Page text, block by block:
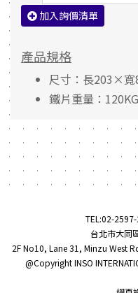
加入詢價清單
產品規格
尺寸：長203×
鐵片重量：120KG
TEL:02-
台北市大同
2F No10, Lane 31, Minzu West
@Copyright INSO